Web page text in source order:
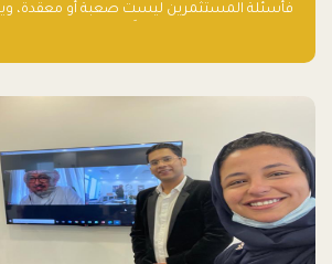
فأسئلة المستثمرين ليست صعبة أو معقدة،